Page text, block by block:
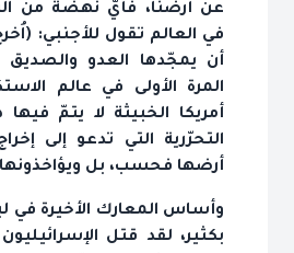
عن أرضنا، فأيّ نهضة من
في العالم تقول للأجنبي:
أن يمجّدها العدو
المرة الأولى في عالم
أمريكا الخبيثة لا يتمّ
التحرّرية التي تدعو إلى
أرضها فحسب، بل
وأساس المعارك الأخيرة في
بكثير، لقد قتل